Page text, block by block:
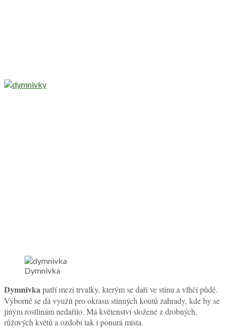
Dymnivka
Dymnivkapatří mezi trvalky, kterým se daří ve stínu a vlhčí půdě.
Výborně se dá využít pro okrasu stinných koutů zahrady, kde by se
jiným rostlinám nedařilo. Má květenství složené z drobných,
růžových květů a ozdobí tak i ponurá místa.